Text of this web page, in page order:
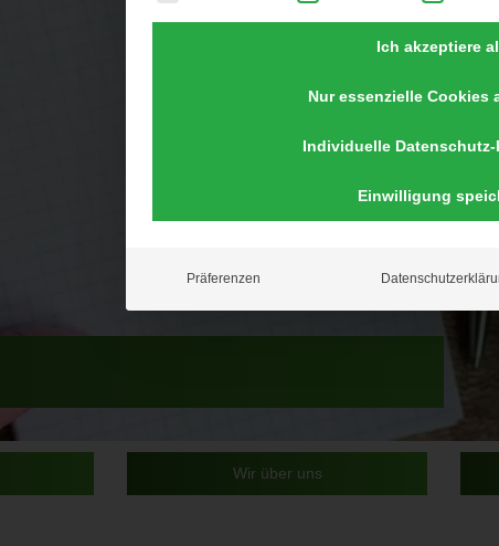
Wir über uns
Ich akzeptiere
Nur essenzielle Cookies
Individuelle Datenschutz-
Einwilligung
Präferenzen